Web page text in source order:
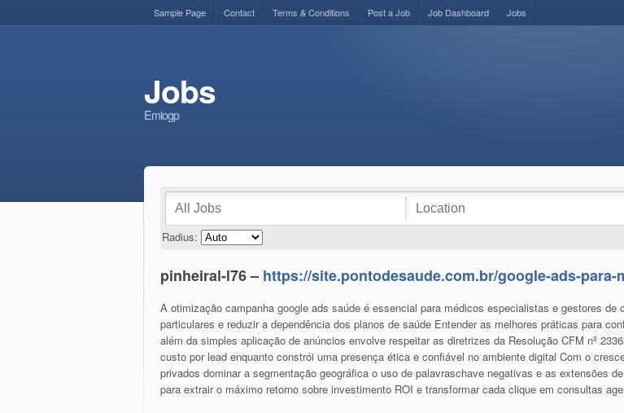
Sample Page Contact Terms & Conditions Post a Job Job Dashboard Jobs
Jobs
Emiogp
Radius:
pinheiral-l76 – https://site.pontodesaude.com.br/google-ads-para-
A otimização campanha google ads saúde é essencial para médicos especialistas e gestores de
particulares e reduzir a dependência dos planos de saúde Entender as melhores práticas para
além da simples aplicação de anúncios envolve respeitar as diretrizes da Resolução CFM nº
custo por lead enquanto constrói uma presença ética e confiável no ambiente digital Com o
privados dominar a segmentação geográfica o uso de palavraschave negativas e as extensões
para extrair o máximo retorno sobre investimento ROI e transformar cada clique em consultas